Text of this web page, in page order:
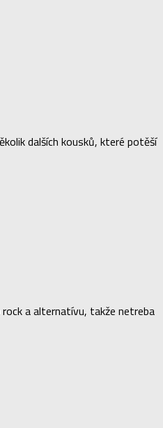
dalších kousků, které potěší
a alternatívu, takže netreba